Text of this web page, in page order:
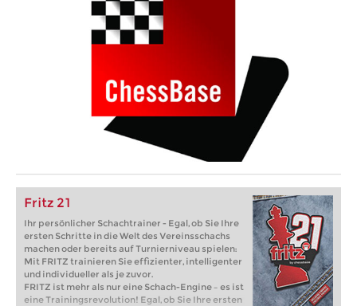
Fritz 21
Ihr persönlicher Schachtrainer - Egal, ob Sie Ihre
ersten Schritte in die Welt des Vereinsschachs
machen oder bereits auf Turnierniveau spielen:
Mit FRITZ trainieren Sie effizienter, intelligenter
und individueller als je zuvor.
FRITZ ist mehr als nur eine Schach-Engine – es ist
eine Trainingsrevolution! Egal, ob Sie Ihre ersten